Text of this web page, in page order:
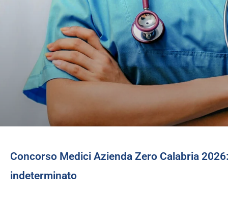
Concorso Medici Azienda Zero Calabria
indeterminato